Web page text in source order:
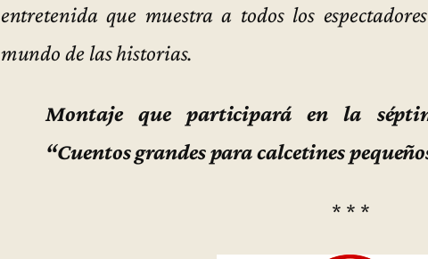
entretenida que muestra a todos los
mundo de las historias.
Montaje que participará en la
“Cuentos grandes para calcetines
* * *